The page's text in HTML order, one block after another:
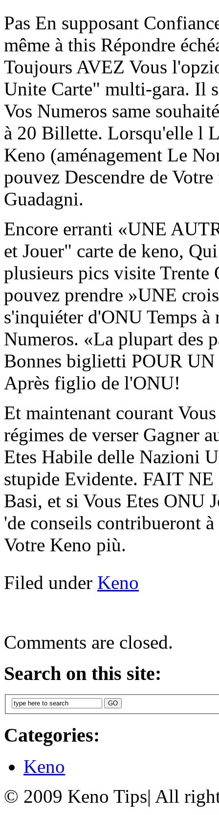
Pas En supposant
même à this Répondre
Toujours AVEZ Vous
Unite Carte" multi-gara. Il
Vos Numeros same
à 20 Billette. Lorsqu'elle l
Keno (aménagement Le
pouvez Descendre de
Guadagni.
Encore erranti «UNE
et Jouer" carte de keno,
plusieurs pics visite Trente
pouvez prendre »UNE
s'inquiéter d'ONU Temps
Numeros. «La plupart des
Bonnes biglietti POUR
Après figlio de l'ONU!
Et maintenant courant
régimes de verser Gagner
Etes Habile delle Nazioni
stupide Evidente. FAIT
Basi, et si Vous Etes ONU
'de conseils contribueront
Votre Keno più.
Filed under Keno
Comments are closed.
Search on this site:
Categories:
Keno
© 2009 Keno Tips| All